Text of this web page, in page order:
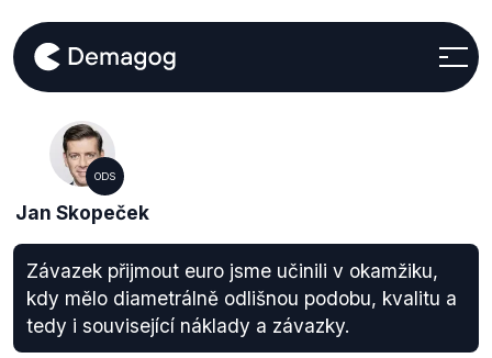
ODS
Jan Skopeček
Závazek přijmout euro jsme učinili v okamžiku,
kdy mělo diametrálně odlišnou podobu, kvalitu a
tedy i související náklady a závazky.